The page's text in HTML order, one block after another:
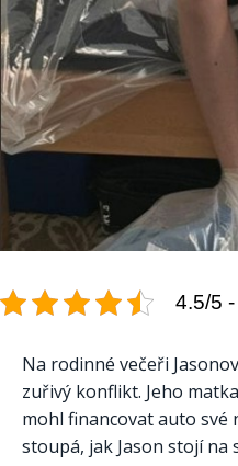
4.5/5
Na rodinné večeři
zuřivý konflikt. Jeho
mohl financovat auto své
stoupá, jak Jason stojí na